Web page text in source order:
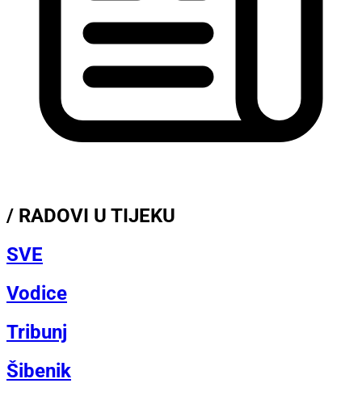
/ RADOVI U TIJEKU
SVE
Vodice
Tribunj
Šibenik